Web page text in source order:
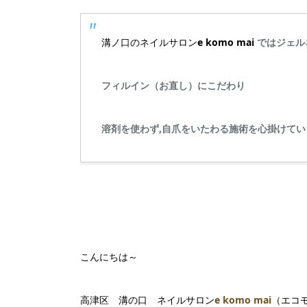
溝ノ口のネイルサロンe komo mai ではジェ
フィルイン（お直し）にこだわり
溶剤を使わず,自爪をいたわる施術を心掛けて
こんにちは～
高津区 溝の口 ネイルサロンe komo mai （エコ